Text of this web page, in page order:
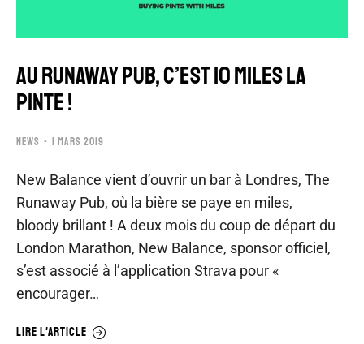
AU RUNAWAY PUB, C’EST 10 MILES LA
PINTE !
NEWS 1 MARS 2019
New Balance vient d’ouvrir un bar à Londres, The
Runaway Pub, où la bière se paye en miles,
bloody brillant ! A deux mois du coup de départ du
London Marathon, New Balance, sponsor officiel,
s’est associé à l’application Strava pour «
encourager…
LIRE L'ARTICLE